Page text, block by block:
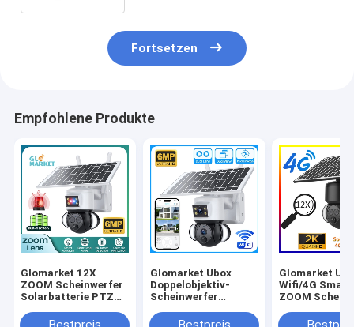
Fortsetzen
Empfohlene Produkte
Glomarket 12X
ZOOM Scheinwerfer
Solarbatterie PTZ
Wifi/4G Ubox
Glomarket Ubox
Doppelobjektiv-
Scheinwerfer
Kamera 6MP Smart
Glomarket
Wifi/4G Smart
ZOOM
Kamera 6MP